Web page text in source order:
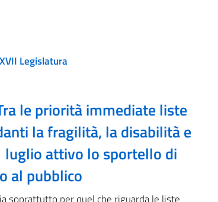
XVII Legislatura
le priorità immediate liste
la fragilità, la disabilità e
luglio attivo lo sportello di
al pubblico